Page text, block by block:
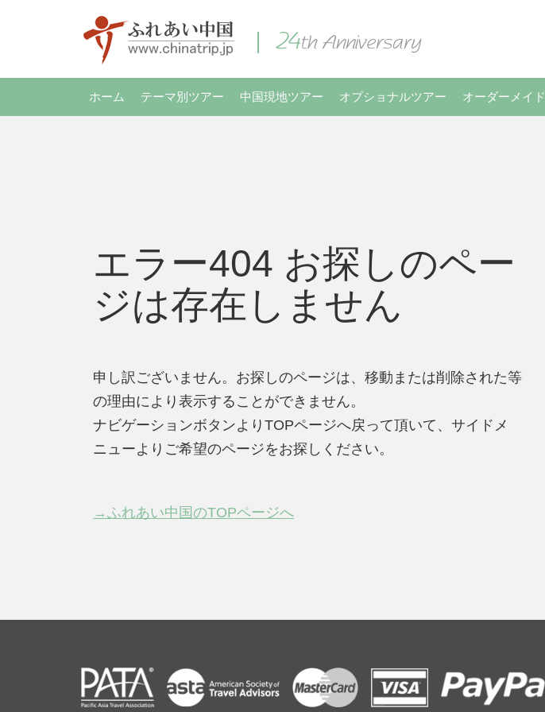
ホーム テーマ別ツアー 中国現地ツアー オプショナルツアー オーダーメイド
エラー404 お探しのペー
ジは存在しません
申し訳ございません。お探しのページは、移動または削除された等
の理由により表示することができません。
ナビゲーションボタンよりTOPページへ戻って頂いて、サイドメ
ニューよりご希望のページをお探しください。
→ふれあい中国のTOPページへ